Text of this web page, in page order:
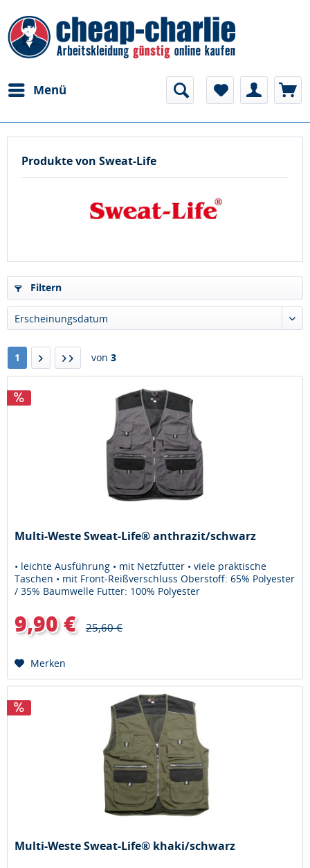
Menü
Produkte von Sweat-Life
Filtern
Erscheinungsdatum
1 von 3
Multi-Weste Sweat-Life® anthrazit/schwarz
• leichte Ausführung • mit Netzfutter • viele praktische
Taschen • mit Front-Reißverschluss Oberstoff: 65% Polyester
/ 35% Baumwelle Futter: 100% Polyester
9,90 € 25,60 €
Merken
Multi-Weste Sweat-Life® khaki/schwarz